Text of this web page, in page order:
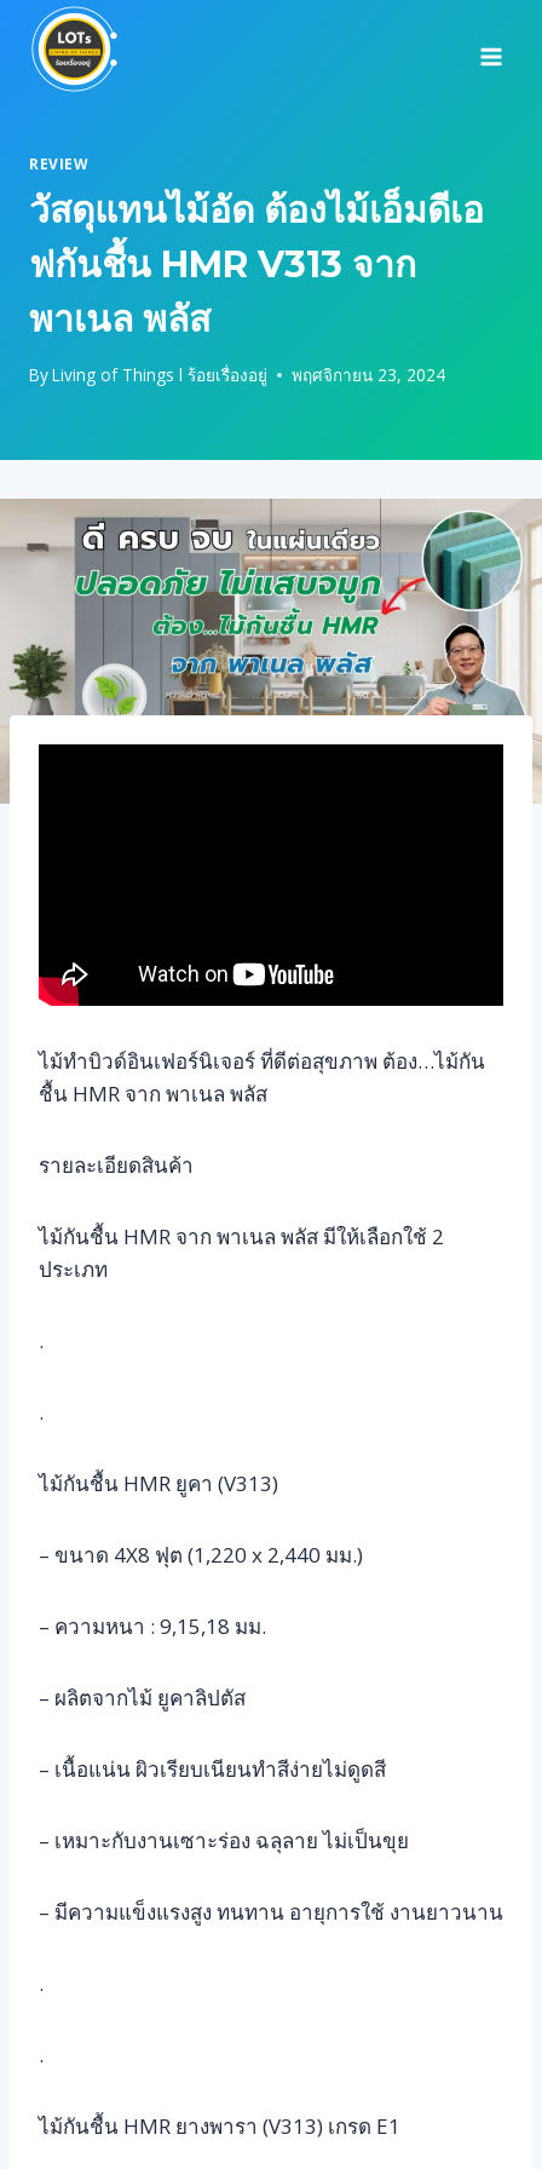
content
REVIEW
วัสดุแทนไม้อัด ต้องไม้เอ็มดีเอ
ฟกันชื้น HMR V313 จาก
พาเนล พลัส
ByLiving of Things l ร้อยเรื่องอยู่ พฤศจิกายน 23, 2024
ไม้ทำบิวด์อินเฟอร์นิเจอร์ ที่ดีต่อสุขภาพ ต้อง…ไม้กัน
ชื้น HMR จาก พาเนล พลัส
รายละเอียดสินค้า
ไม้กันชื้น HMR จาก พาเนล พลัส มีให้เลือกใช้ 2
ประเภท
.
.
ไม้กันชื้น HMR ยูคา (V313)
– ขนาด 4X8 ฟุต (1,220 x 2,440 มม.)
– ความหนา : 9,15,18 มม.
– ผลิตจากไม้ ยูคาลิปตัส
– เนื้อแน่น ผิวเรียบเนียนทำสีง่ายไม่ดูดสี
– เหมาะกับงานเซาะร่อง ฉลุลาย ไม่เป็นขุย
– มีความแข็งแรงสูง ทนทาน อายุการใช้ งานยาวนาน
.
.
ไม้กันชื้น HMR ยางพารา (V313) เกรด E1